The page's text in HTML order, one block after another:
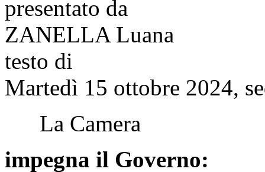
presentato da
ZANELLA Luana
testo di
Martedì 15 ottobre 2024,
La Camera
impegna il Governo: